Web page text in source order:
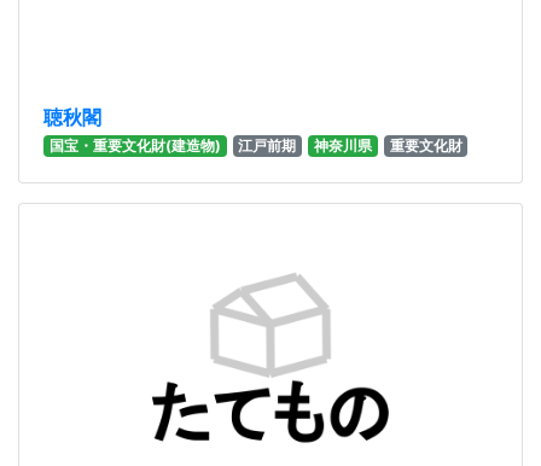
聴秋閣
国宝・重要文化財(建造物) 江戸前期 神奈川県 重要文化財